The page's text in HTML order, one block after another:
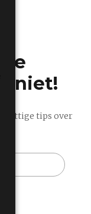
niet!
nuttige tips over